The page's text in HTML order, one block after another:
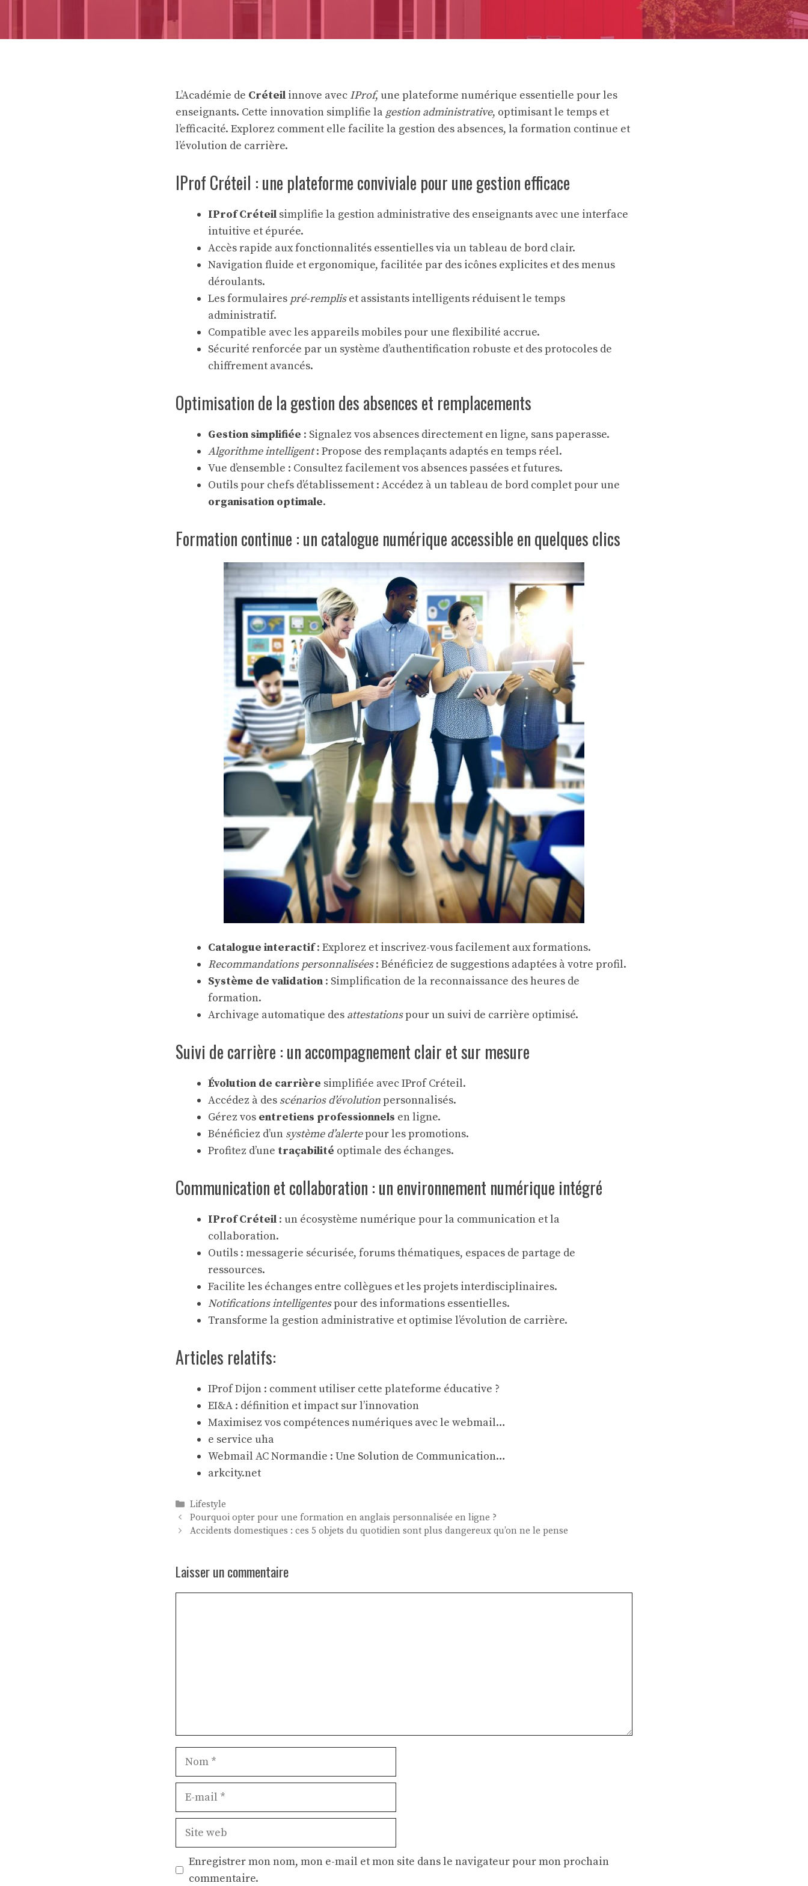
L’Académie de Créteil innove avec IProf, une plateforme numérique essentielle pour les
enseignants. Cette innovation simplifie la gestion administrative, optimisant le temps et
l’efficacité. Explorez comment elle facilite la gestion des absences, la formation continue et
l’évolution de carrière.
IProf Créteil : une plateforme conviviale pour une gestion efficace
IProf Créteil simplifie la gestion administrative des enseignants avec une interface
intuitive et épurée.
Accès rapide aux fonctionnalités essentielles via un tableau de bord clair.
Navigation fluide et ergonomique, facilitée par des icônes explicites et des menus
déroulants.
Les formulaires pré-rempliset assistants intelligents réduisent le temps
administratif.
Compatible avec les appareils mobiles pour une flexibilité accrue.
Sécurité renforcée par un système d’authentification robuste et des protocoles de
chiffrement avancés.
Optimisation de la gestion des absences et remplacements
Gestion simplifiée : Signalez vos absences directement en ligne, sans paperasse.
Algorithme intelligent: Propose des remplaçants adaptés en temps réel.
Vue d’ensemble : Consultez facilement vos absences passées et futures.
Outils pour chefs d’établissement : Accédez à un tableau de bord complet pour une
organisation optimale.
Formation continue : un catalogue numérique accessible en quelques clics
Catalogue interactif: Explorez et inscrivez-vous facilement aux formations.
Recommandations personnalisées: Bénéficiez de suggestions adaptées à votre profil.
Système de validation : Simplification de la reconnaissance des heures de
formation.
Archivage automatique des attestationspour un suivi de carrière optimisé.
Suivi de carrière : un accompagnement clair et sur mesure
Évolution de carrière simplifiée avec IProf Créteil.
Accédez à des scénarios d’évolutionpersonnalisés.
Gérez vos entretiens professionnels en ligne.
Bénéficiez d’un système d’alertepour les promotions.
Profitez d’une traçabilité optimale des échanges.
Communication et collaboration : un environnement numérique intégré
IProf Créteil : un écosystème numérique pour la communication et la
collaboration.
Outils : messagerie sécurisée, forums thématiques, espaces de partage de
ressources.
Facilite les échanges entre collègues et les projets interdisciplinaires.
Notifications intelligentespour des informations essentielles.
Transforme la gestion administrative et optimise l’évolution de carrière.
Articles relatifs:
IProf Dijon : comment utiliser cette plateforme éducative ?
EI&A : définition et impact sur l’innovation
Maximisez vos compétences numériques avec le webmail…
e service uha
Webmail AC Normandie : Une Solution de Communication…
arkcity.net
Catégories
Lifestyle
Pourquoi opter pour une formation en anglais personnalisée en ligne ?
Accidents domestiques : ces 5 objets du quotidien sont plus dangereux qu’on ne le pense
Laisser un commentaire
Nom
Site
Enregistrer mon nom, mon e-mail et mon site dans le navigateur pour mon prochain
commentaire.